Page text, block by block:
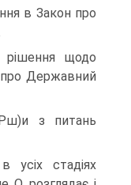
в Закон про
щодо
про Державний
з питань
усіх стадіях